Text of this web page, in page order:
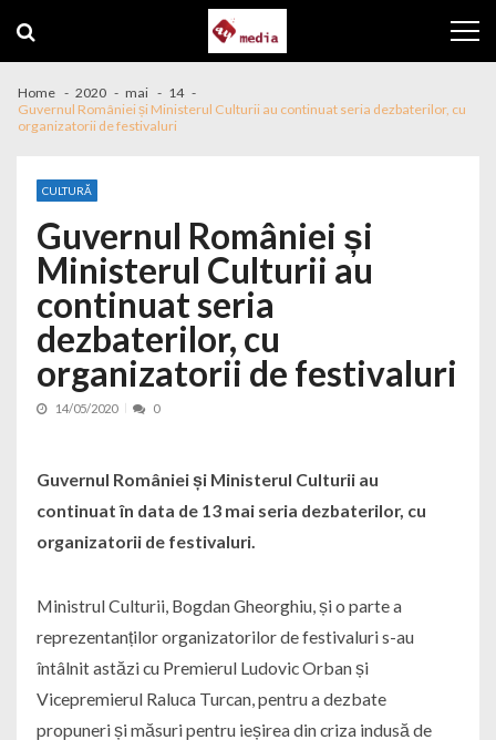
Home 2020 mai
14
Guvernul României și Ministerul Culturii au continuat seria dezbaterilor, cu
organizatorii de festivaluri
CULTURĂ
Guvernul României și
Ministerul Culturii au
continuat seria
dezbaterilor, cu
organizatorii de festivaluri
14/05/2020 0
Guvernul României și Ministerul Culturii au
continuat în data de 13 mai seria dezbaterilor, cu
organizatorii de festivaluri.
Ministrul Culturii, Bogdan Gheorghiu, și o parte a
reprezentanților organizatorilor de festivaluri s-au
întâlnit astăzi cu Premierul Ludovic Orban și
Vicepremierul Raluca Turcan, pentru a dezbate
propuneri și măsuri pentru ieșirea din criza indusă de